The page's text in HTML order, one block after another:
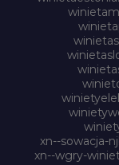
xn--sowacja-
xn--wgry-